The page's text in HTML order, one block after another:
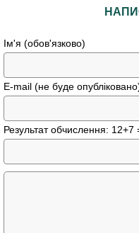
Ім'я (обов'язково)
E-mail (не буде
Результат обчислення: 12+7